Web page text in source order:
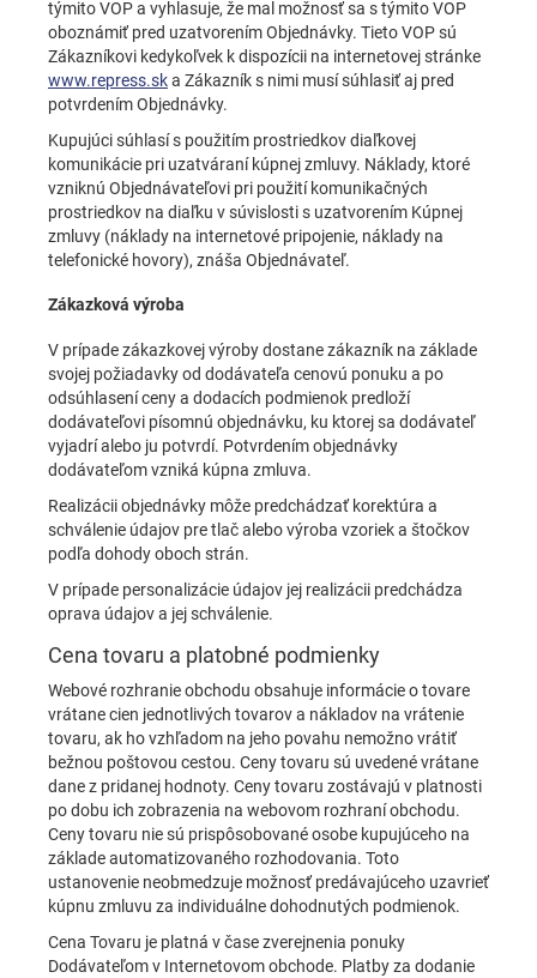
týmito VOP a vyhlasuje, že mal možnosť sa s týmito VOP
oboznámiť pred uzatvorením Objednávky. Tieto VOP sú
Zákazníkovi kedykoľvek k dispozícii na internetovej stránke
www.repress.ska Zákazník s nimi musí súhlasiť aj pred
potvrdením Objednávky.
Kupujúci súhlasí s použitím prostriedkov diaľkovej
komunikácie pri uzatváraní kúpnej zmluvy. Náklady, ktoré
vzniknú Objednávateľovi pri použití komunikačných
prostriedkov na diaľku v súvislosti s uzatvorením Kúpnej
zmluvy (náklady na internetové pripojenie, náklady na
telefonické hovory), znáša Objednávateľ.
Zákazková výroba
V prípade zákazkovej výroby dostane zákazník na základe
svojej požiadavky od dodávateľa cenovú ponuku a po
odsúhlasení ceny a dodacích podmienok predloží
dodávateľovi písomnú objednávku, ku ktorej sa dodávateľ
vyjadrí alebo ju potvrdí. Potvrdením objednávky
dodávateľom vzniká kúpna zmluva.
Realizácii objednávky môže predchádzať korektúra a
schválenie údajov pre tlač alebo výroba vzoriek a štočkov
podľa dohody oboch strán.
V prípade personalizácie údajov jej realizácii predchádza
oprava údajov a jej schválenie.
Cena tovaru a platobné podmienky
Webové rozhranie obchodu obsahuje informácie o tovare
vrátane cien jednotlivých tovarov a nákladov na vrátenie
tovaru, ak ho vzhľadom na jeho povahu nemožno vrátiť
bežnou poštovou cestou. Ceny tovaru sú uvedené vrátane
dane z pridanej hodnoty. Ceny tovaru zostávajú v platnosti
po dobu ich zobrazenia na webovom rozhraní obchodu.
Ceny tovaru nie sú prispôsobované osobe kupujúceho na
základe automatizovaného rozhodovania. Toto
ustanovenie neobmedzuje možnosť predávajúceho uzavrieť
kúpnu zmluvu za individuálne dohodnutých podmienok.
Cena Tovaru je platná v čase zverejnenia ponuky
Dodávateľom v Internetovom obchode. Platby za dodanie